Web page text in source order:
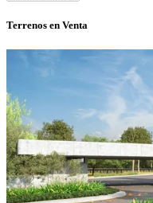
Terrenos en Venta